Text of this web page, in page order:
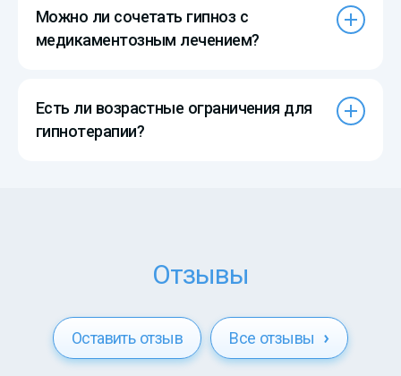
Можно ли сочетать гипноз с
медикаментозным лечением?
Есть ли возрастные ограничения для
гипнотерапии?
Отзывы
Оставить отзыв Все отзывы